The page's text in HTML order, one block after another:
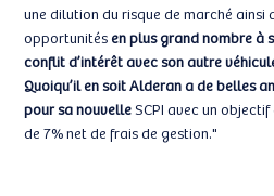
une dilution du risque de marché ainsi
opportunitésen plus grand nombre à
conflit d’intérêt avec son autre
Quoiqu’il en soit Alderan a de belles
pour sa nouvelleSCPI avec un
de 7% net de frais de gestion."